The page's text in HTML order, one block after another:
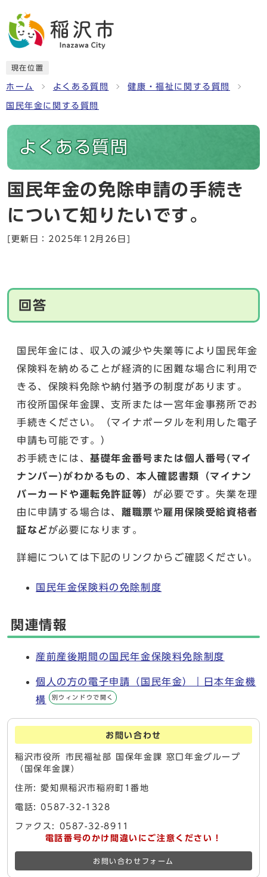
現在位置
ホーム よくある質問 健康・福祉に関する質問
国民年金に関する質問
よくある質問
国民年金の免除申請の手続き
について知りたいです。
[更新日：2025年12月26日]
回答
国民年金には、収入の減少や失業等により国民年金
保険料を納めることが経済的に困難な場合に利用で
きる、保険料免除や納付猶予の制度があります。
市役所国保年金課、支所または一宮年金事務所でお
手続きください。（マイナポータルを利用した電子
申請も可能です。）
お手続きには、基礎年金番号または個人番号(マイ
ナンバー)がわかるもの 、本人確認書類（マイナン
バーカードや運転免許証等） が必要です。失業を理
由に申請する場合は、 離職票や雇用保険受給資格者
証などが必要になります。
詳細については下記のリンクからご確認ください。
国民年金保険料の免除制度
関連情報
産前産後期間の国民年金保険料免除制度
個人の方の電子申請（国民年金）｜日本年金機
構
別ウィンドウで開く
お問い合わせ
稲沢市役所 市民福祉部 国保年金課 窓口年金グループ
（国保年金課）
住所: 愛知県稲沢市稲府町1番地
電話: 0587-32-1328
ファクス: 0587-32-8911
電話番号のかけ間違いにご注意ください！
お問い合わせフォーム